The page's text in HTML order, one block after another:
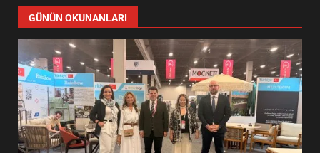
6
EDREMİT’TE 19 MAYIS COŞKUSU
MEYDANLARA TAŞTI
7
EDREMİT BELEDİYESİ BAYRAM
SEFERBERLİĞİ: TÜM İLÇE
HAZIRLANIYOR
GÜNÜN OKUNANLARI